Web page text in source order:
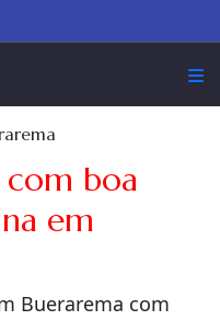
boa
em
Buerarema com